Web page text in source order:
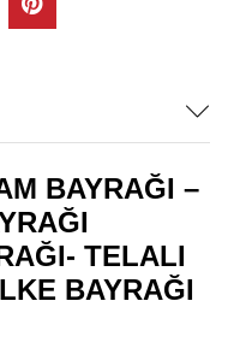
BAYRAĞI –
TELALI
BAYRAĞI